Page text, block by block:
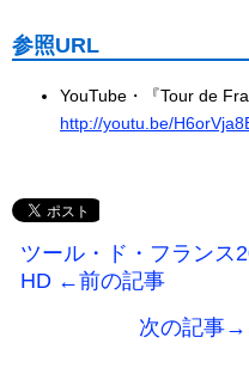
参照URL
YouTube・『Tour de
http://youtu.be/
ツール・ド・フランス
HD ←前の記事
次の記事→